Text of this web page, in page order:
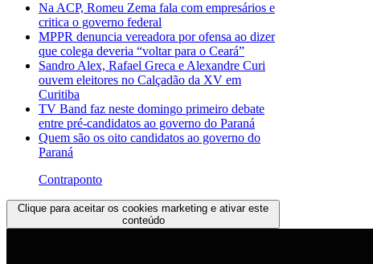
Na ACP, Romeu Zema fala com empresários e
critica o governo federal
MPPR denuncia vereadora por ofensa ao dizer
que colega deveria “voltar para o Ceará”
Sandro Alex, Rafael Greca e Alexandre Curi
ouvem eleitores no Calçadão da XV em
Curitiba
TV Band faz neste domingo primeiro debate
entre pré-candidatos ao governo do Paraná
Quem são os oito candidatos ao governo do
Paraná
Contraponto
Clique para aceitar os cookies marketing e ativar este
conteúdo